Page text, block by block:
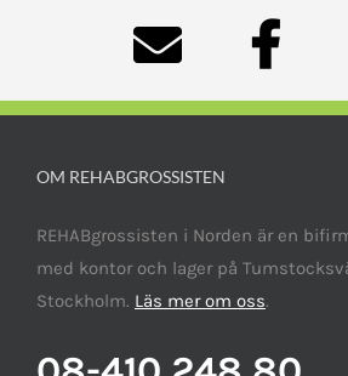
OM REHABGROSSISTEN
REHABgrossisten i Norden är en
med kontor och lager på
Stockholm. Läs mer om oss.